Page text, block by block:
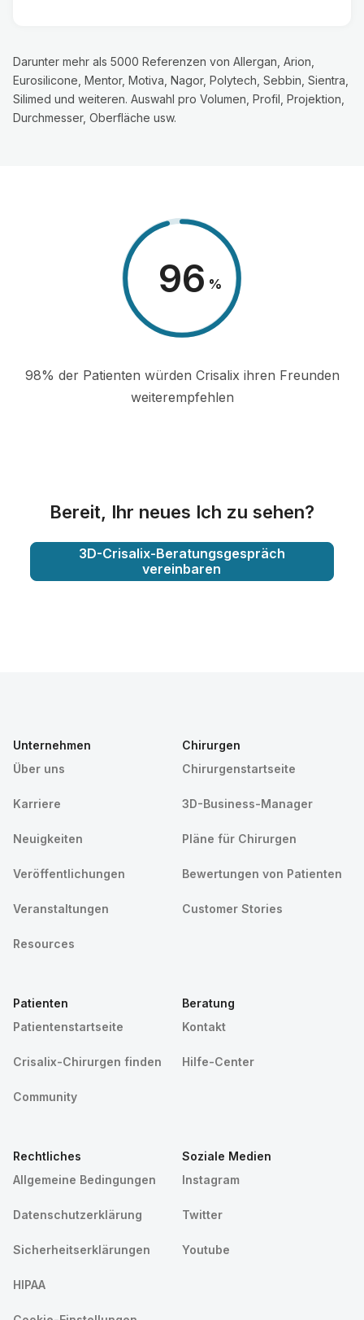
Darunter mehr als 5000 Referenzen von Allergan, Arion,
Eurosilicone, Mentor, Motiva, Nagor, Polytech, Sebbin, Sientra,
Silimed und weiteren. Auswahl pro Volumen, Profil, Projektion,
Durchmesser, Oberfläche usw.
98 %
98% der Patienten würden Crisalix ihren Freunden
weiterempfehlen
Bereit, Ihr neues Ich zu sehen?
3D-Crisalix-Beratungsgespräch
vereinbaren
Unternehmen
Über uns
Karriere
Neuigkeiten
Veröffentlichungen
Veranstaltungen
Resources
Chirurgen
Chirurgenstartseite
3D-Business-Manager
Pläne für Chirurgen
Bewertungen von Patienten
Customer Stories
Patienten
Patientenstartseite
Crisalix-Chirurgen finden
Community
Beratung
Kontakt
Hilfe-Center
Rechtliches
Allgemeine Bedingungen
Datenschutzerklärung
Sicherheitserklärungen
HIPAA
Soziale Medien
Instagram
Twitter
Youtube